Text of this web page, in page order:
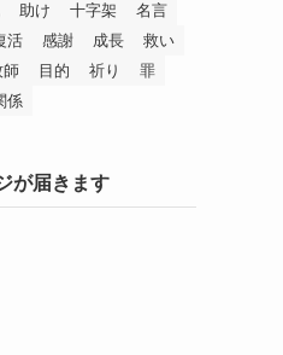
助け 十字架
名言
活 感謝 成長
救い
師 目的 祈り
罪
係
が届きます